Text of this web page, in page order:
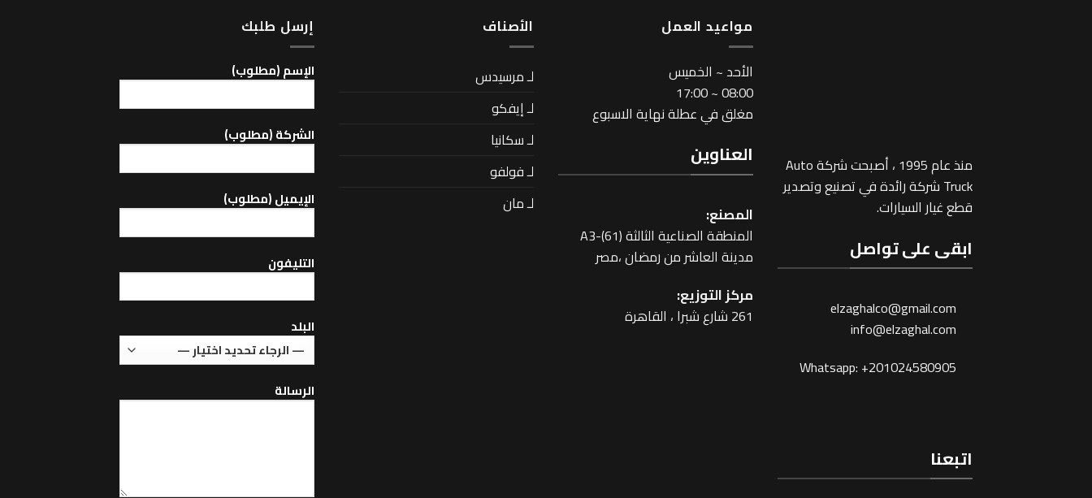
منذ عام 1995 ، أصبحت شركة Auto
Truck شركة رائدة في تصنيع وتصدير
قطع غيار السيارات.
ابقى على تواصل
elzaghalco@gmail.com
info@elzaghal.com
Whatsapp: +201024580905
اتبعنا
مواعيد العمل
اﻷحد ~ الخميس
08:00 ~ 17:00
مغلق في عطلة نهاية الاسبوع
العناوين
المصنع:
المنطقة الصناعية الثالثة A3-(61)
مدينة العاشر من رمضان ،مصر
مركز التوزيع:
261 شارع شبرا ، القاهرة
اﻷصناف
لـ مرسيدس
لـ إيفكو
لـ سكانيا
لـ فولفو
لـ مان
إرسل طلبك
اﻹسم (مطلوب)
الشركة (مطلوب)
اﻹيميل (مطلوب)
التليفون
البلد
الرسالة